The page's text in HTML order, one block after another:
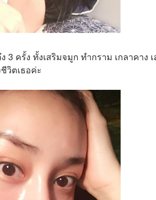
3 ครั้ง ทั้งเสริมจมูก ทำกราม เกลาคาง
วิตเธอค่ะ